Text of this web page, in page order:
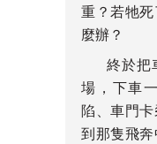
重？若牠
麼辦？
終於把
場，下車
陷、車門
到那隻飛